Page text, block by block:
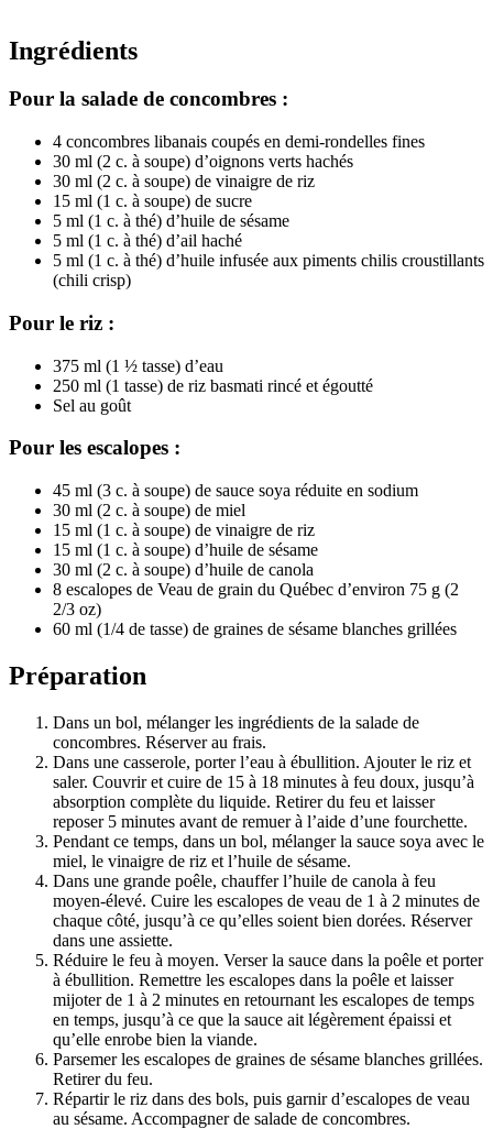
Ingrédients
Pour la salade de concombres :
4 concombres libanais coupés en demi-rondelles fines
30 ml (2 c. à soupe) d’oignons verts hachés
30 ml (2 c. à soupe) de vinaigre de riz
15 ml (1 c. à soupe) de sucre
5 ml (1 c. à thé) d’huile de sésame
5 ml (1 c. à thé) d’ail haché
5 ml (1 c. à thé) d’huile infusée aux piments chilis croustillants
(chili crisp)
Pour le riz :
375 ml (1 ½ tasse) d’eau
250 ml (1 tasse) de riz basmati rincé et égoutté
Sel au goût
Pour les escalopes :
45 ml (3 c. à soupe) de sauce soya réduite en sodium
30 ml (2 c. à soupe) de miel
15 ml (1 c. à soupe) de vinaigre de riz
15 ml (1 c. à soupe) d’huile de sésame
30 ml (2 c. à soupe) d’huile de canola
8 escalopes de Veau de grain du Québec d’environ 75 g (2
2/3 oz)
60 ml (1/4 de tasse) de graines de sésame blanches grillées
Préparation
Dans un bol, mélanger les ingrédients de la salade de
concombres. Réserver au frais.
Dans une casserole, porter l’eau à ébullition. Ajouter le riz et
saler. Couvrir et cuire de 15 à 18 minutes à feu doux, jusqu’à
absorption complète du liquide. Retirer du feu et laisser
reposer 5 minutes avant de remuer à l’aide d’une fourchette.
Pendant ce temps, dans un bol, mélanger la sauce soya avec le
miel, le vinaigre de riz et l’huile de sésame.
Dans une grande poêle, chauffer l’huile de canola à feu
moyen-élevé. Cuire les escalopes de veau de 1 à 2 minutes de
chaque côté, jusqu’à ce qu’elles soient bien dorées. Réserver
dans une assiette.
Réduire le feu à moyen. Verser la sauce dans la poêle et porter
à ébullition. Remettre les escalopes dans la poêle et laisser
mijoter de 1 à 2 minutes en retournant les escalopes de temps
en temps, jusqu’à ce que la sauce ait légèrement épaissi et
qu’elle enrobe bien la viande.
Parsemer les escalopes de graines de sésame blanches grillées.
Retirer du feu.
Répartir le riz dans des bols, puis garnir d’escalopes de veau
au sésame. Accompagner de salade de concombres.